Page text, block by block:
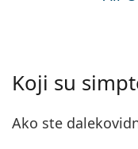
Koji su
Ako ste